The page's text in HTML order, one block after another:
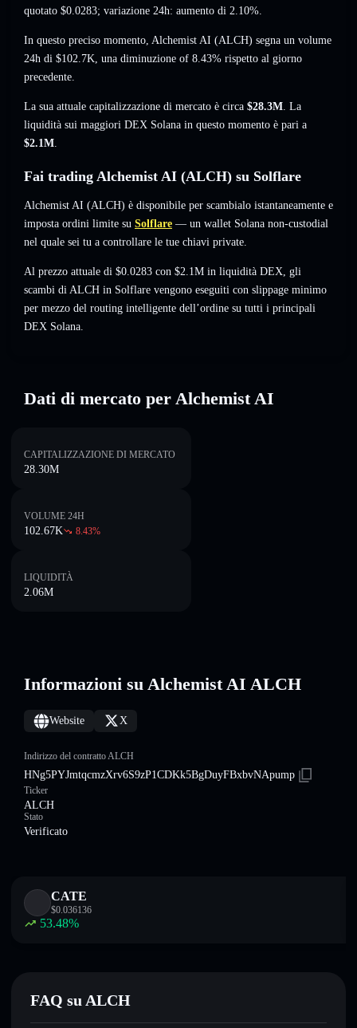
quotato $0.0283; variazione 24h: aumento di 2.10%.
In questo preciso momento, Alchemist AI (ALCH) segna un volume
24h di $102.7K, una diminuzione of 8.43% rispetto al giorno
precedente.
La sua attuale capitalizzazione di mercato è circa $28.3M. La
liquidità sui maggiori DEX Solana in questo momento è pari a
$2.1M.
Fai trading Alchemist AI (ALCH) su Solflare
Alchemist AI (ALCH) è disponibile per scambialo istantaneamente e
imposta ordini limite su Solflare — un wallet Solana non-custodial
nel quale sei tu a controllare le tue chiavi private.
Al prezzo attuale di $0.0283 con $2.1M in liquidità DEX, gli
scambi di ALCH in Solflare vengono eseguiti con slippage minimo
per mezzo del routing intelligente dell’ordine su tutti i principali
DEX Solana.
Dati di mercato per Alchemist AI
CAPITALIZZAZIONE DI MERCATO
28.30M
VOLUME 24H
102.67K 8.43%
LIQUIDITÀ
2.06M
Informazioni su Alchemist AI ALCH
Website X
Indirizzo del contratto ALCH
HNg5PYJmtqcmzXrv6S9zP1CDKk5BgDuyFBxbvNApump
Ticker
ALCH
Stato
Verificato
CATE
$0.036136
53.48%
FAQ su ALCH